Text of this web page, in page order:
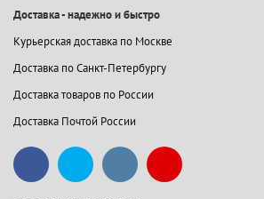
Доставка - надежно и быстро
Курьерская доставка по Москве
Доставка по Санкт-Петербургу
Доставка товаров по России
Доставка Почтой России